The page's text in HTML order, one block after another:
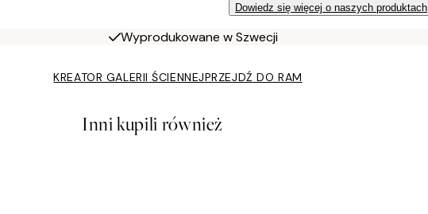
Dowiedz się więcej o naszych produktach
Wyprodukowane w Szwecji
KREATOR GALERII ŚCIENNEJPRZEJDŹ DO RAM
Inni kupili również